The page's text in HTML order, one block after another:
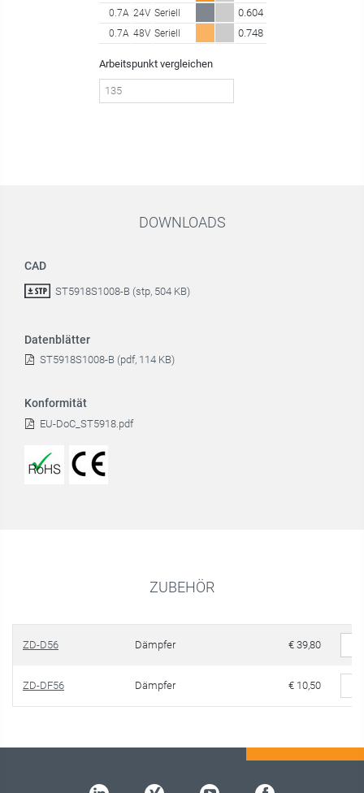
0.7A 24V Seriell 0.604
0.7A 48V Seriell 0.748
Arbeitspunkt vergleichen
DOWNLOADS
CAD
ST5918S1008-B (stp, 504 KB)
Datenblätter
ST5918S1008-B (pdf, 114 KB)
Konformität
EU-DoC_ST5918.pdf
ZUBEHÖR
ZD-D56 Dämpfer € 39,80
ZD-DF56 Dämpfer € 10,50